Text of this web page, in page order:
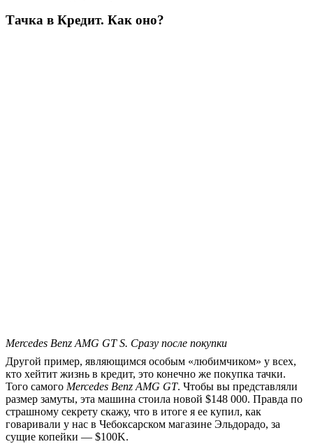
Тачка в Кредит. Как оно?
Mercedes Benz AMG GT S. Сразу после покупки
Другой пример, являющимся особым «любимчиком» у всех,
кто хейтит жизнь в кредит, это конечно же покупка тачки.
Того самого Mercedes Benz AMG GT. Чтобы вы представляли
размер замуты, эта машина стоила новой $148 000. Правда по
страшному секрету скажу, что в итоге я ее купил, как
говаривали у нас в Чебоксарском магазине Эльдорадо, за
сущие копейки — $100K.